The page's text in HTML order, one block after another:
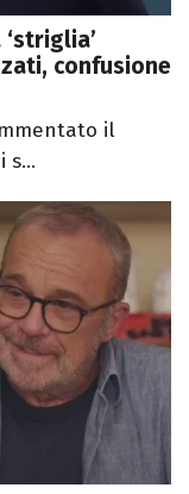
confusione
il
s...